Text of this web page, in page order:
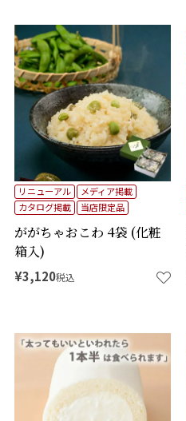
ががちゃおこわ 4袋 (化粧
箱入)
リニューアル
メディア掲載
カタログ掲載
当店限定品
¥3,120税込